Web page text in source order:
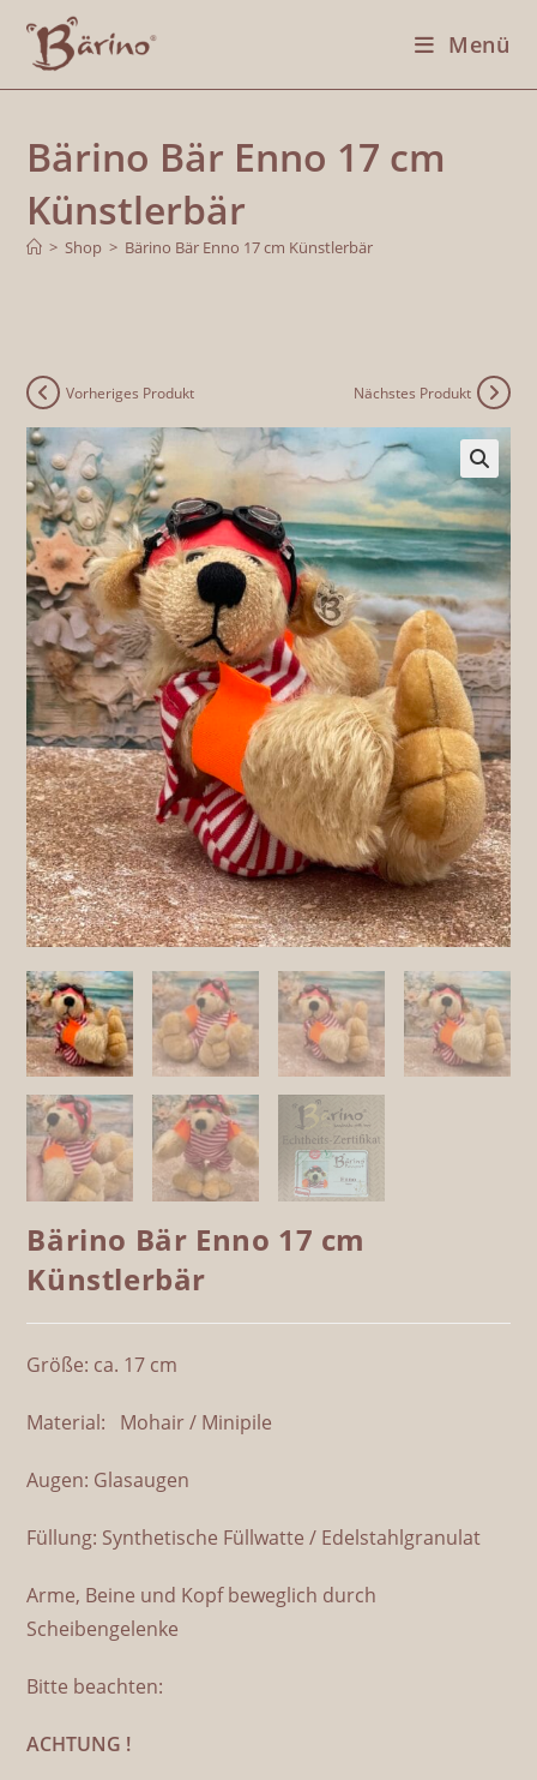
Menü
Bärino Bär Enno 17 cm
Künstlerbär
> Shop > Bärino Bär Enno 17 cm Künstlerbär
Vorheriges Produkt Nächstes Produkt
Bärino Bär Enno 17 cm
Künstlerbär
Größe: ca. 17 cm
Material: Mohair / Minipile
Augen: Glasaugen
Füllung: Synthetische Füllwatte / Edelstahlgranulat
Arme, Beine und Kopf beweglich durch
Scheibengelenke
Bitte beachten:
ACHTUNG !